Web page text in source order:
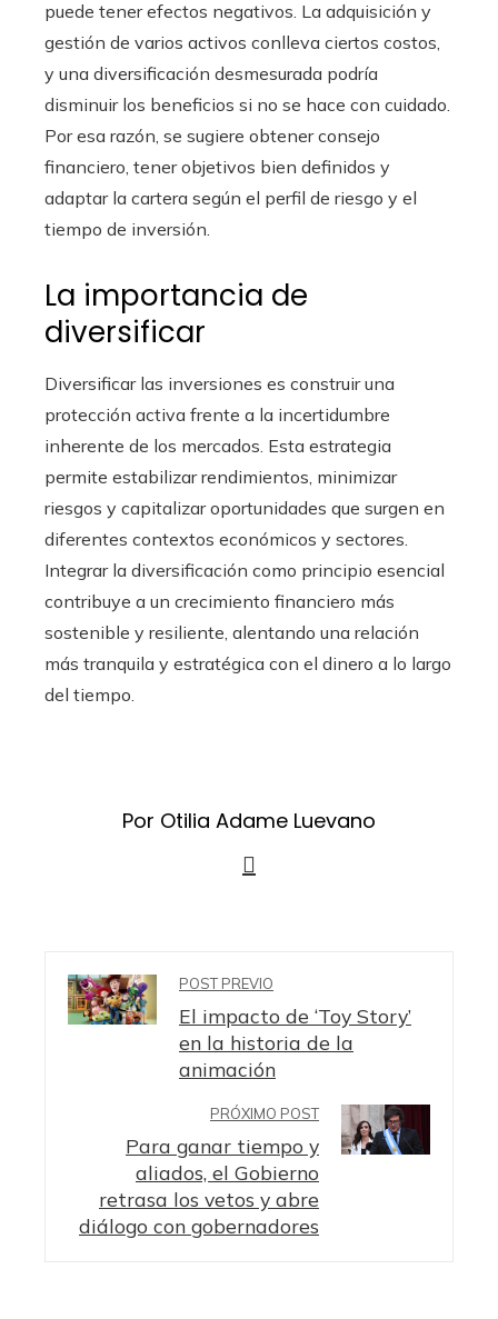
puede tener efectos negativos. La adquisición y
gestión de varios activos conlleva ciertos costos,
y una diversificación desmesurada podría
disminuir los beneficios si no se hace con cuidado.
Por esa razón, se sugiere obtener consejo
financiero, tener objetivos bien definidos y
adaptar la cartera según el perfil de riesgo y el
tiempo de inversión.
La importancia de
diversificar
Diversificar las inversiones es construir una
protección activa frente a la incertidumbre
inherente de los mercados. Esta estrategia
permite estabilizar rendimientos, minimizar
riesgos y capitalizar oportunidades que surgen en
diferentes contextos económicos y sectores.
Integrar la diversificación como principio esencial
contribuye a un crecimiento financiero más
sostenible y resiliente, alentando una relación
más tranquila y estratégica con el dinero a lo largo
del tiempo.
Por Otilia Adame Luevano
POST PREVIO
El impacto de ‘Toy Story’
en la historia de la
animación
PRÓXIMO POST
Para ganar tiempo y
aliados, el Gobierno
retrasa los vetos y abre
diálogo con gobernadores